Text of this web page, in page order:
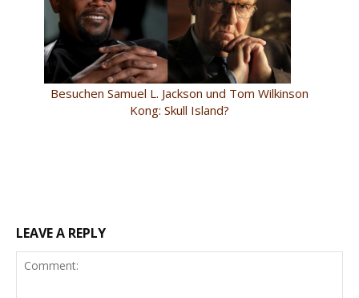
Besuchen Samuel L. Jackson und Tom Wilkinson
Kong: Skull Island?
LEAVE A REPLY